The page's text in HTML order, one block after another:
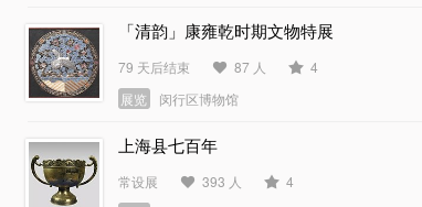
「清韵」康雍乾时期文物特展
79 天后结束 87 人
4
展览
闵行区博物馆
上海县七百年
常设展 393 人
4